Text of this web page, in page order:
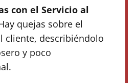
con el Servicio al
quejas sobre el
cliente, describiéndolo
y poco